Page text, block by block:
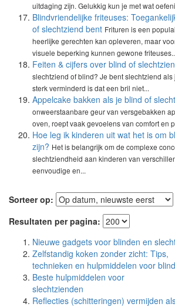
uitdaging zijn. Gelukkig kun je met wat
Blindvriendelijke friteuses:
of slechtziend bent Frituren is een
heerlijke gerechten kan opleveren, maar
visuele beperking kunnen gewone
Feiten & cijfers over blind of
slechtziend of blind? Je bent slechtziend
sterk verminderd is dat een bril niet...
Appelcake bakken als je blind of
onweerstaanbare geur van versgebakken
oven, roept vaak gevoelens van comfort en
Hoe leg ik kinderen uit wat het is om
zijn? Het is belangrijk om de complexe
slechtziendheid aan kinderen van
eenvoudige en...
Sorteer op:
Resultaten per pagina:
Nieuwe gadgets voor blinden en
Zelfstandig koken zonder zicht: Tips,
technieken en hulpmiddelen voor
Beste hulpmiddelen voor
slechtzienden
Reflecties (schitteringen) vermijden